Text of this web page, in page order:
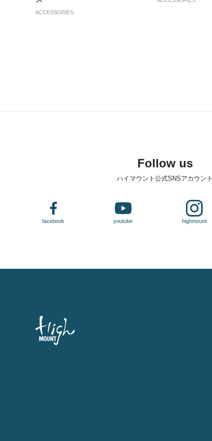
ACCESSORIES
Follow us
ハイマウント公式SNSアカウント
facebook youtube highmount